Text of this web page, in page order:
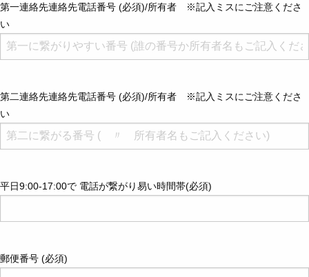
第一連絡先連絡先電話番号 (必須)/所有者 ※記入ミスにご注意くださ
い
第二連絡先連絡先電話番号 (必須)/所有者 ※記入ミスにご注意くださ
い
平日9:00-17:00で 電話が繋がり易い時間帯(必須)
郵便番号 (必須)